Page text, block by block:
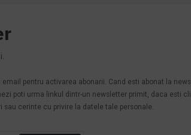
pentru activarea abonarii. Cand esti abonat la
poti urma linkul dintr-un newsletter primit, daca esti
cerinte cu privire la datele tale personale.